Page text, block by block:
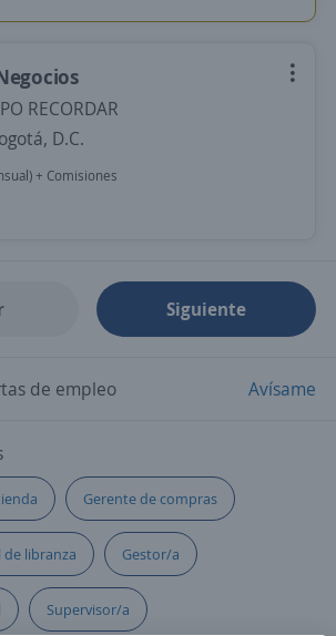
RECORDAR
D.C.
+ Comisiones
Siguiente
de empleo Avísame
Gerente de compras
libranza Gestor/a
Supervisor/a